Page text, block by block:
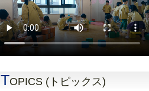
TOPICS (トピックス)